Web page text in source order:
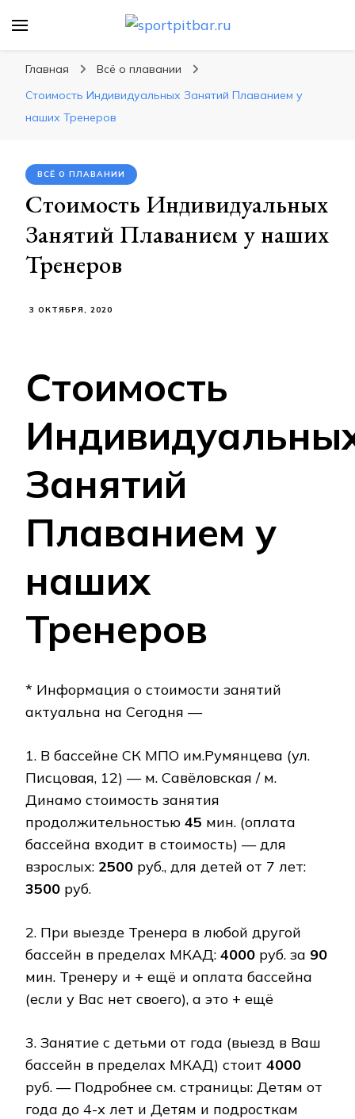
спортивных упражнения, правильные
диеты, программы тренировок
Главная
Всё о плавании
Стоимость Индивидуальных Занятий Плаванием у
наших Тренеров
ВСЁ О ПЛАВАНИИ
Стоимость Индивидуальных
Занятий Плаванием у наших
Тренеров
3 ОКТЯБРЯ, 2020
Стоимость
Занятий
Плаванием у
наших
Тренеров
* Информация о стоимости занятий
актуальна на Сегодня —
1. В бассейне СК МПО им.Румянцева (ул.
Писцовая, 12) — м. Савёловская / м.
Динамо стоимость занятия
продолжительностью 45 мин. (оплата
бассейна входит в стоимость) — для
взрослых: 2500 руб., для детей от 7 лет:
3500 руб.
2. При выезде Тренера в любой другой
бассейн в пределах МКАД: 4000 руб. за 90
мин. Тренеру и + ещё и оплата бассейна
(если у Вас нет своего), а это + ещё
3. Занятие с детьми от года (выезд в Ваш
бассейн в пределах МКАД) стоит 4000
руб. — Подробнее см. страницы: Детям от
года до 4-х лет и Детям и подросткам